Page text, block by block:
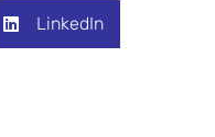
LinkedIn